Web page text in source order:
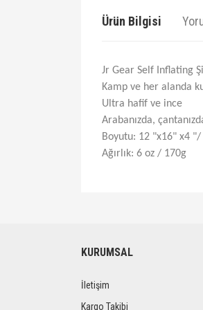
Ürün Bilgisi
Jr Gear Self Inflating
Kamp ve her alanda
Ultra hafif ve ince
Arabanızda,
Boyutu: 12 "x16" x4
Ağırlık: 6 oz / 170g
Ürün resmi kalitesiz,
KURUMSAL
İletişim
Kargo Takibi